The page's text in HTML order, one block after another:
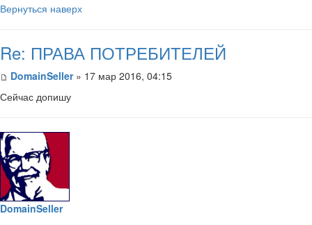
Вернуться наверх
Re: ПРАВА ПОТРЕБИТЕЛЕЙ
DomainSeller» 17 мар 2016, 04:15
Сейчас допишу
DomainSeller